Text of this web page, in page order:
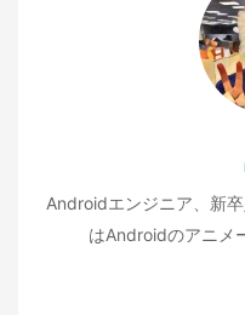
ン
Androidエンジニア、新
はAndroidのアニメ